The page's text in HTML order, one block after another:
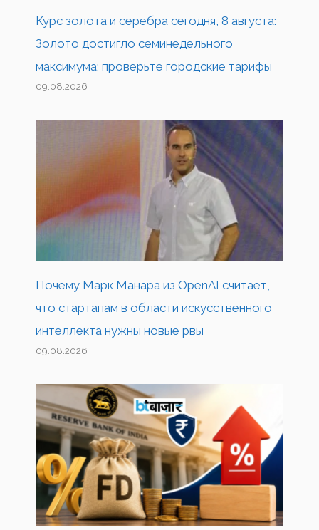
Курс золота и серебра сегодня, 8 августа:
Золото достигло семинедельного
максимума; проверьте городские тарифы
09.08.2026
Почему Марк Манара из OpenAI считает,
что стартапам в области искусственного
интеллекта нужны новые рвы
09.08.2026